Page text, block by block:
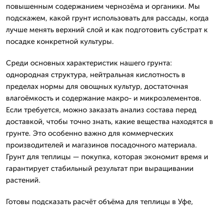
повышенным содержанием чернозёма и органики. Мы
подскажем, какой грунт использовать для рассады, когда
лучше менять верхний слой и как подготовить субстрат к
посадке конкретной культуры.
Среди основных характеристик нашего грунта:
однородная структура, нейтральная кислотность в
пределах нормы для овощных культур, достаточная
влагоёмкость и содержание макро- и микроэлементов.
Если требуется, можно заказать анализ состава перед
доставкой, чтобы точно знать, какие вещества находятся в
грунте. Это особенно важно для коммерческих
производителей и магазинов посадочного материала.
Грунт для теплицы — покупка, которая экономит время и
гарантирует стабильный результат при выращивании
растений.
Готовы подсказать расчёт объёма для теплицы в Уфе,